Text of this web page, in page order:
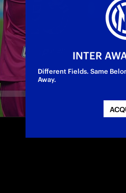
INTER
Different Fields. Same
Away.